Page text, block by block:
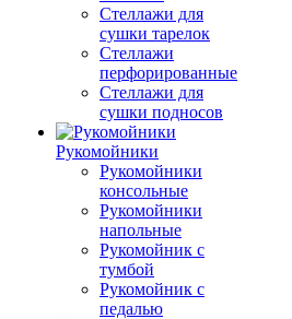
Стеллажи для
сушки тарелок
Стеллажи
перфорированные
Стеллажи для
сушки подносов
Рукомойники
Рукомойники
консольные
Рукомойники
напольные
Рукомойник с
тумбой
Рукомойник с
педалью